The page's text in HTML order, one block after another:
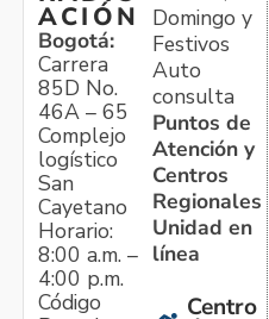
ACIÓN
Bogotá:
Carrera
85D No.
46A – 65
Complejo
logístico
San
Cayetano
Horario:
8:00 a.m. –
4:00 p.m.
Código
Domingo y
Festivos
Auto
consulta
Puntos de
Atención y
Centros
Regionales
Unidad en
línea
Centro